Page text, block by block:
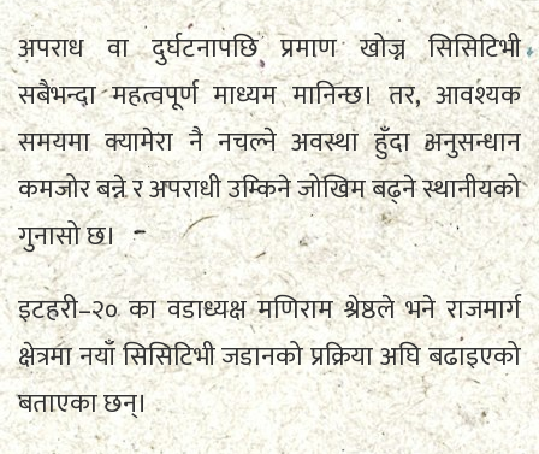
अपराध वा दुर्घटनापछि प्रमाण खोज्न सिसिटिभी
सबैभन्दा महत्वपूर्ण माध्यम मानिन्छ। तर, आवश्यक
समयमा क्यामेरा नै नचल्ने अवस्था हुँदा अनुसन्धान
कमजोर बन्ने र अपराधी उम्किने जोखिम बढ्ने स्थानीयको
गुनासो छ।
इटहरी–२० का वडाध्यक्ष मणिराम श्रेष्ठले भने राजमार्ग
क्षेत्रमा नयाँ सिसिटिभी जडानको प्रक्रिया अघि बढाइएको
बताएका छन्।